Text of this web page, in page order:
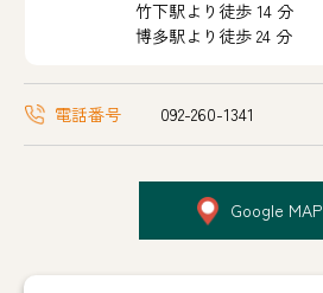
竹下駅より徒歩 14 分
博多駅より徒歩 24 分
電話番号 092-260-1341
Google MAP